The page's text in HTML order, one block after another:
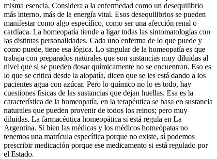
misma esencia. Considera a la enfermedad como un desequilibrio
más interno, más de la energía vital. Esos desequilibrios se pueden
manifestar como algo específico, como ser una afección renal o
cardíaca. La homeopatía tiende a ligar todas las sintomatologías con
las distintas personalidades. Cada uno enferma de lo que puede y
como puede, tiene esa lógica. Lo singular de la homeopatía es que
trabaja con preparados naturales que son sustancias muy diluidas al
nivel que si se pueden dosar químicamente no se encuentran. Eso es
lo que se critica desde la alopatía, dicen que se les está dando a los
pacientes agua con azúcar. Pero lo químico no lo es todo, hay
cuestiones físicas de las sustancias que dejan huellas. Esa es la
característica de la homeopatía, en la terapéutica se basa en sustancia
naturales que pueden provenir de todos los reinos; pero muy
diluidas. La farmacéutica homeopática si está regula en La
Argentina. Si bien las médicas y los médicos homeópatas no
tenemos una matrícula específica porque no existe, sí podemos
prescribir medicación porque ese medicamento si está regulado por
el Estado.